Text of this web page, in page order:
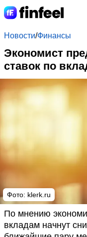
Новости/Финансы
Экономист
ставок по
Фото: klerk.ru
По мнению
вкладам начнут